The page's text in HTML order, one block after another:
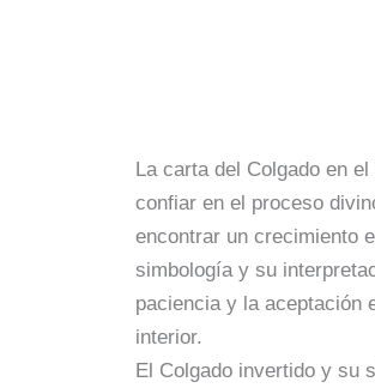
La carta del Colgado en
confiar en el proceso
encontrar un crecimiento
simbología y su
paciencia y la aceptación
interior.
El Colgado invertido y su